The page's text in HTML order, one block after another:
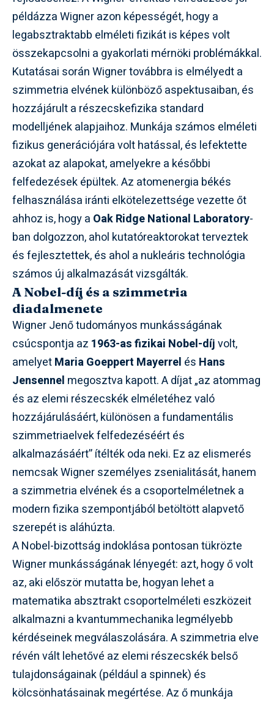
példázza Wigner azon képességét, hogy a
legabsztraktabb elméleti fizikát is képes volt
összekapcsolni a gyakorlati mérnöki problémákkal.
Kutatásai során Wigner továbbra is elmélyedt a
szimmetria elvének különböző aspektusaiban, és
hozzájárult a részecskefizika standard
modelljének alapjaihoz. Munkája számos elméleti
fizikus generációjára volt hatással, és lefektette
azokat az alapokat, amelyekre a későbbi
felfedezések épültek. Az atomenergia békés
felhasználása iránti elkötelezettsége vezette őt
ahhoz is, hogy a Oak Ridge National Laboratory-
ban dolgozzon, ahol kutatóreaktorokat terveztek
és fejlesztettek, és ahol a nukleáris technológia
számos új alkalmazását vizsgálták.
A Nobel-díj és a szimmetria
diadalmenete
Wigner Jenő tudományos munkásságának
csúcspontja az 1963-as fizikai Nobel-díjvolt,
amelyetMaria Goeppert Mayerrel és Hans
Jensennel megosztva kapott. A díjat „az atommag
és az elemi részecskék elméletéhez való
hozzájárulásáért, különösen a fundamentális
szimmetriaelvek felfedezéséért és
alkalmazásáért” ítélték oda neki. Ez az elismerés
nemcsak Wigner személyes zsenialitását, hanem
a szimmetria elvének és a csoportelméletnek a
modern fizika szempontjából betöltött alapvető
szerepét is aláhúzta.
A Nobel-bizottság indoklása pontosan tükrözte
Wigner munkásságának lényegét: azt, hogy ő volt
az, aki először mutatta be, hogyan lehet a
matematika absztrakt csoportelméleti eszközeit
alkalmazni a kvantummechanika legmélyebb
kérdéseinek megválaszolására. A szimmetria elve
révén vált lehetővé az elemi részecskék belső
tulajdonságainak (például a spinnek) és
kölcsönhatásainak megértése. Az ő munkája